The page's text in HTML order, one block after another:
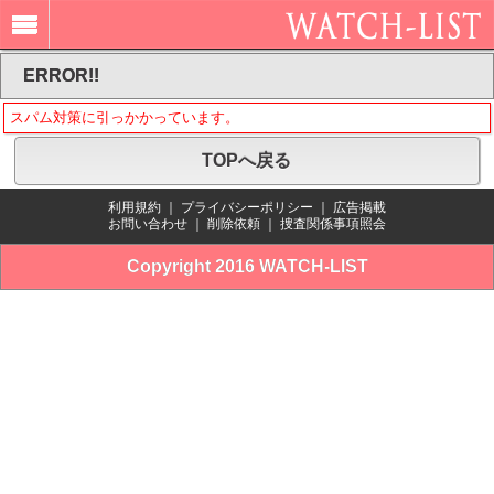
ERROR!!
スパム対策に引っかかっています。
TOPへ戻る
利用規約 プライバシーポリシー
広告掲載
お問い合わせ
削除依頼 捜査関係事項照会
Copyright 2016 WATCH-LIST